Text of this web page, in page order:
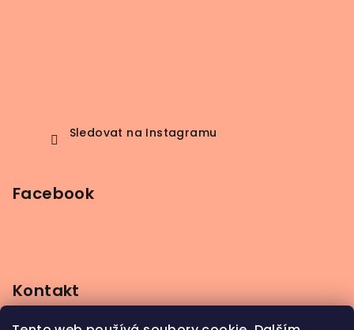
Sledovat na Instagramu
Facebook
Kontakt